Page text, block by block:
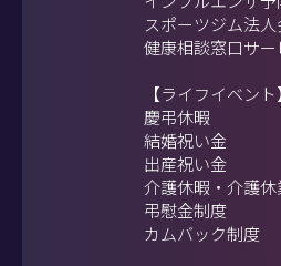
スポーツジム法
健康相談窓口サー
【ライフイベン
慶弔休暇
結婚祝い金
出産祝い金
介護休暇・介護休
弔慰金制度
カムバック制度